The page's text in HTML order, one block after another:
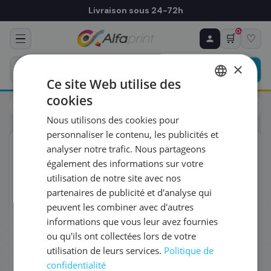
Livraison sous 24-72h
🛒
0
♡
Toners
Lexmark
ORIGINAL
♻ COMMANDE RÉCURRENTE
Prévoyez & économisez
Programmez votre prochain achat — notre équipe
vous prépare un devis personnalisé
RÉFÉRENCE DU PRODUIT
FRÉQUENCE
QUANTITÉ PAR LIVRAISON
DATE DE PREMIÈRE LIVRAISON SOUHAITÉE
×
Ce site Web utilise des
cookies
Nous utilisons des cookies pour
personnaliser le contenu, les publicités et
analyser notre trafic. Nous partageons
également des informations sur votre
utilisation de notre site avec nos
partenaires de publicité et d'analyse qui
peuvent les combiner avec d'autres
informations que vous leur avez fournies
ou qu'ils ont collectées lors de votre
utilisation de leurs services. Politique de
confidentialité